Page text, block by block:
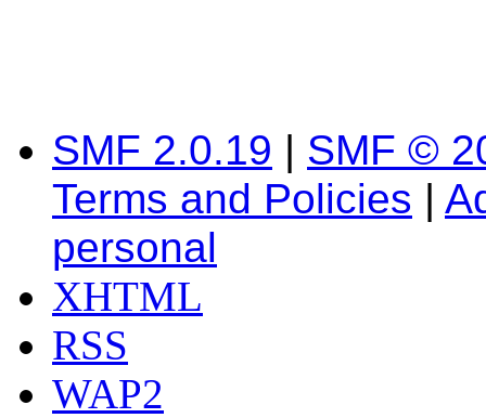
SMF 2.0.19 | SMF ©
Terms and Policies |
personal
XHTML
RSS
WAP2